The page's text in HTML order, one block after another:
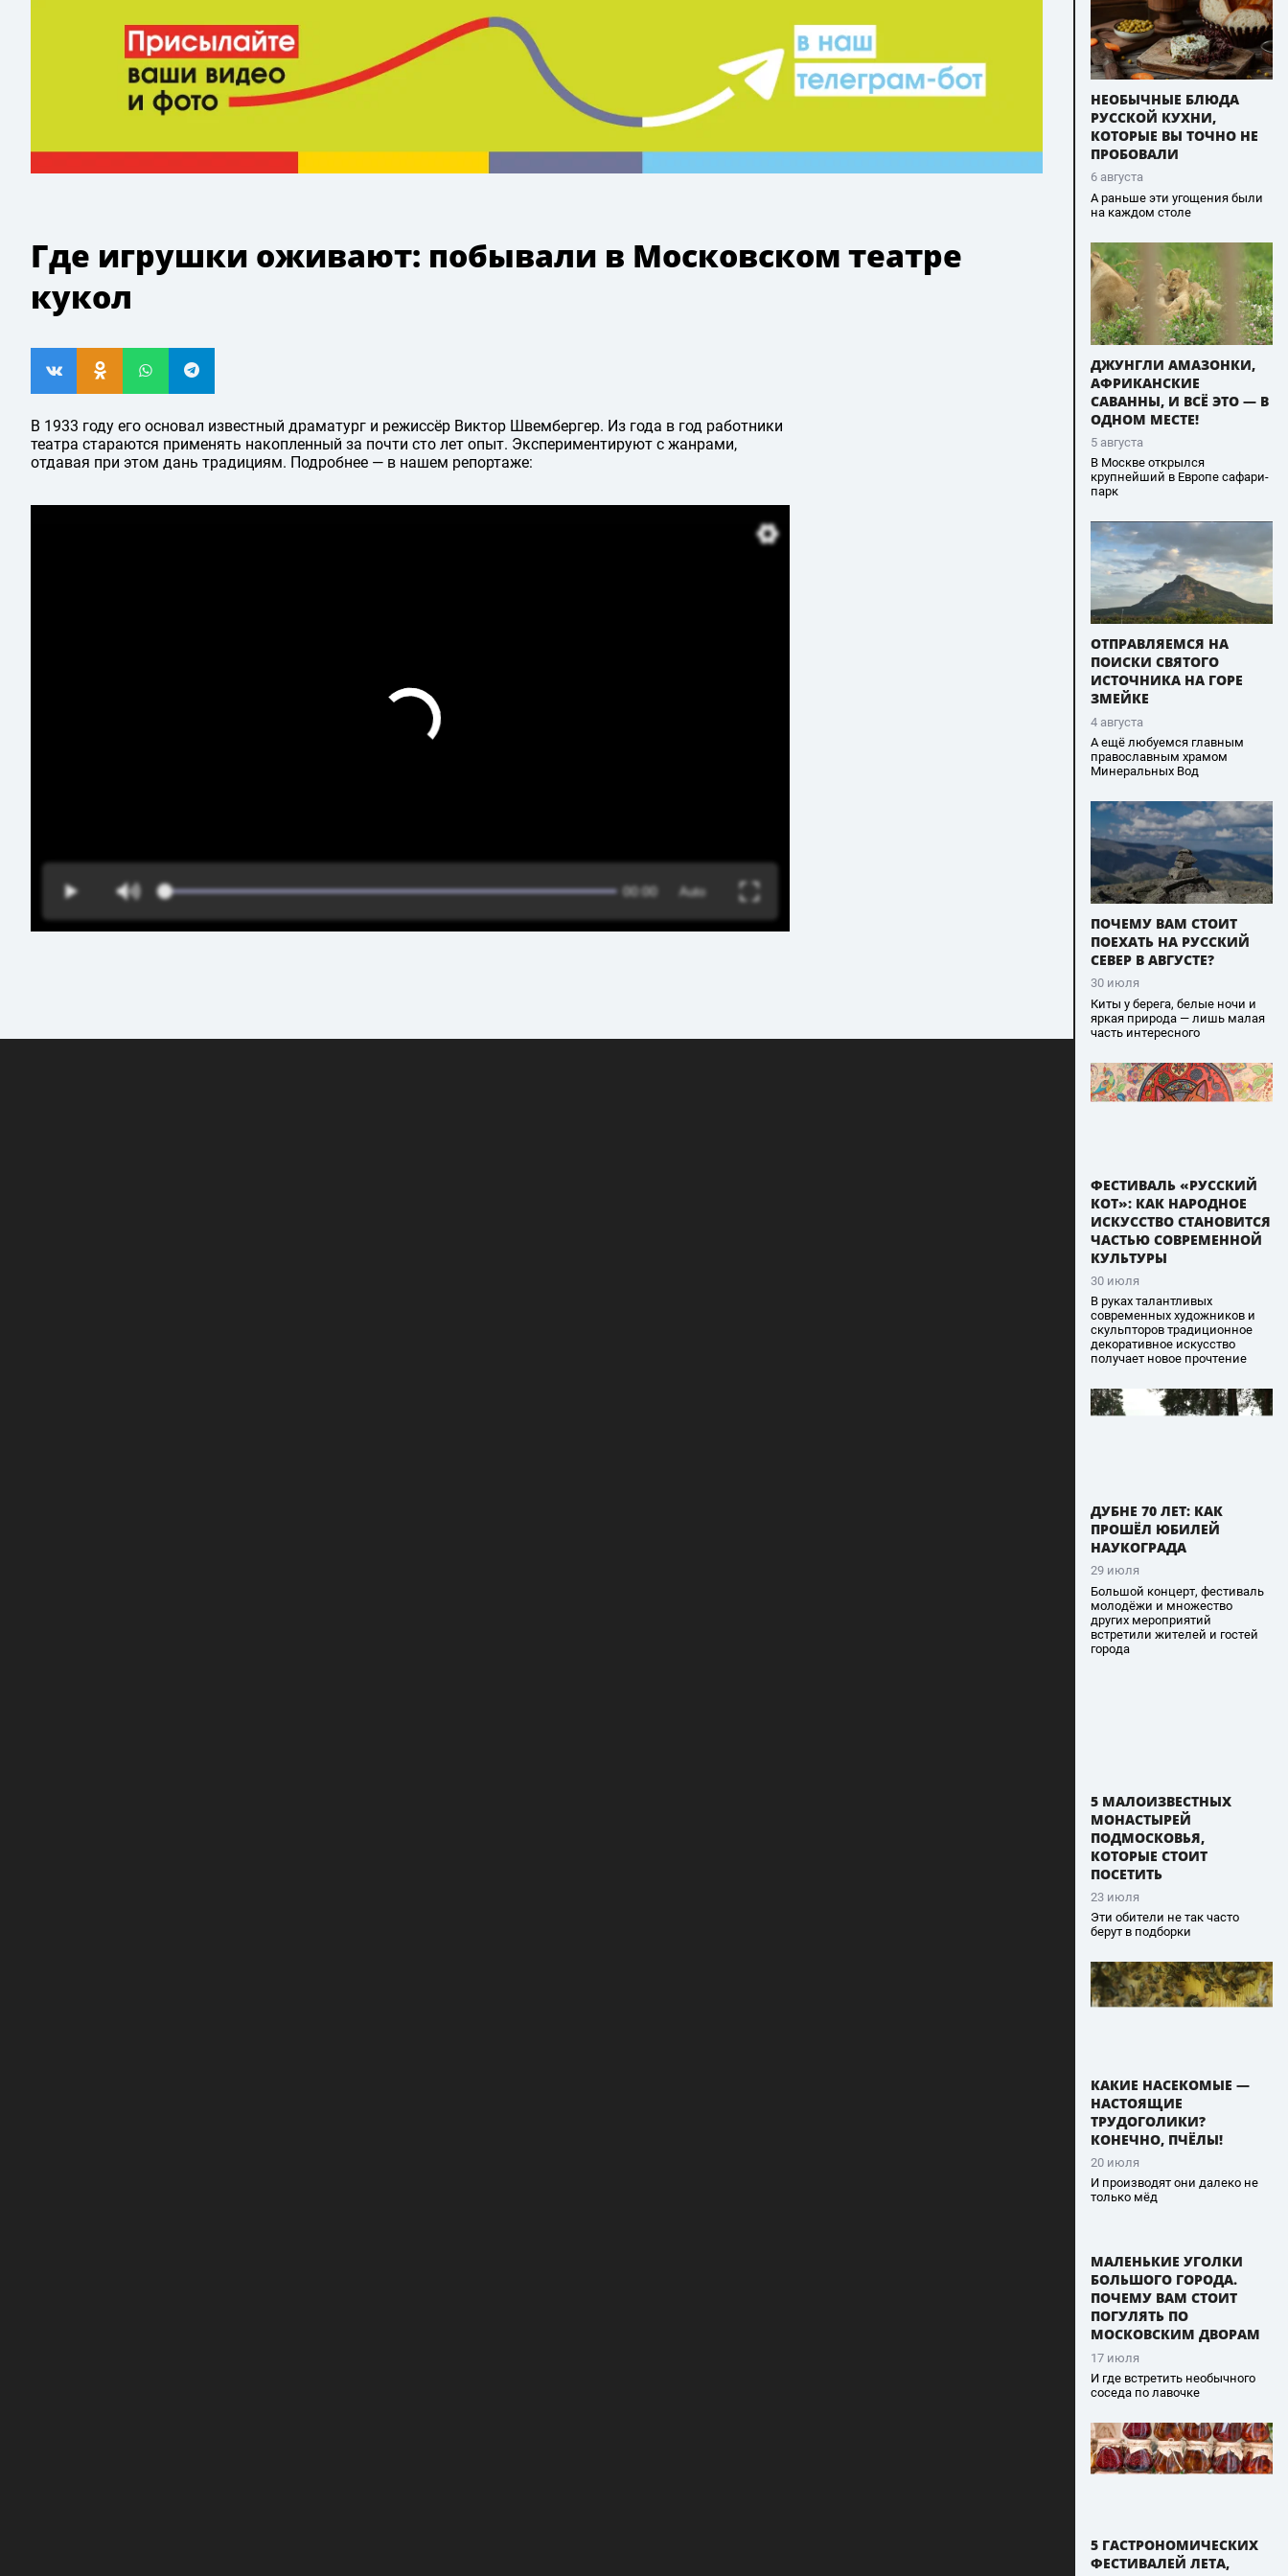
Где игрушки оживают: побывали в Московском театре
кукол
В 1933 году его основал известный драматург и режиссёр Виктор Швембергер. Из года в год работники
театра стараются применять накопленный за почти сто лет опыт. Экспериментируют с жанрами,
отдавая при этом дань традициям. Подробнее — в нашем репортаже:
НЕОБЫЧНЫЕ БЛЮДА
РУССКОЙ КУХНИ,
КОТОРЫЕ ВЫ ТОЧНО НЕ
ПРОБОВАЛИ
6 августа
А раньше эти угощения были
на каждом столе
ДЖУНГЛИ АМАЗОНКИ,
АФРИКАНСКИЕ
САВАННЫ, И ВСЁ ЭТО — В
ОДНОМ МЕСТЕ!
5 августа
В Москве открылся
крупнейший в Европе сафари-
парк
ОТПРАВЛЯЕМСЯ НА
ПОИСКИ СВЯТОГО
ИСТОЧНИКА НА ГОРЕ
ЗМЕЙКЕ
4 августа
А ещё любуемся главным
православным храмом
Минеральных Вод
ПОЧЕМУ ВАМ СТОИТ
ПОЕХАТЬ НА РУССКИЙ
СЕВЕР В АВГУСТЕ?
30 июля
Киты у берега, белые ночи и
яркая природа — лишь малая
часть интересного
ФЕСТИВАЛЬ «РУССКИЙ
КОТ»: КАК НАРОДНОЕ
ИСКУССТВО СТАНОВИТСЯ
ЧАСТЬЮ СОВРЕМЕННОЙ
КУЛЬТУРЫ
30 июля
В руках талантливых
современных художников и
скульпторов традиционное
декоративное искусство
получает новое прочтение
ДУБНЕ 70 ЛЕТ: КАК
ПРОШЁЛ ЮБИЛЕЙ
НАУКОГРАДА
29 июля
Большой концерт, фестиваль
молодёжи и множество
других мероприятий
встретили жителей и гостей
города
5 МАЛОИЗВЕСТНЫХ
МОНАСТЫРЕЙ
ПОДМОСКОВЬЯ,
КОТОРЫЕ СТОИТ
ПОСЕТИТЬ
23 июля
Эти обители не так часто
берут в подборки
КАКИЕ НАСЕКОМЫЕ —
НАСТОЯЩИЕ
ТРУДОГОЛИКИ?
КОНЕЧНО, ПЧЁЛЫ!
20 июля
И производят они далеко не
только мёд
МАЛЕНЬКИЕ УГОЛКИ
БОЛЬШОГО ГОРОДА.
ПОЧЕМУ ВАМ СТОИТ
ПОГУЛЯТЬ ПО
МОСКОВСКИМ ДВОРАМ
17 июля
И где встретить необычного
соседа по лавочке
5 ГАСТРОНОМИЧЕСКИХ
ФЕСТИВАЛЕЙ ЛЕТА,